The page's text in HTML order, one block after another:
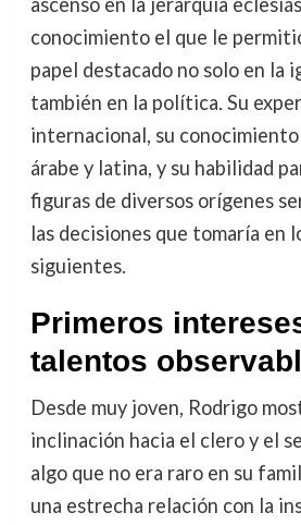
conocimiento el que le
papel destacado no solo en la
también en la política. Su
internacional, su
árabe y latina, y su habilidad
figuras de diversos orígenes
las decisiones que tomaría en
siguientes.
Primeros
talentos
Desde muy joven, Rodrigo
inclinación hacia el clero y el
algo que no era raro en su
una estrecha relación con la